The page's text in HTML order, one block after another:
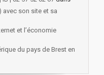
avec son site et sa
et l’économie
du pays de Brest en